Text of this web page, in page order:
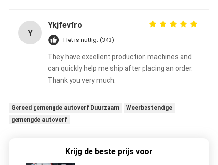
Y
Ykjfevfro
Het is nuttig. (343)
They have excellent production machines and
can quickly help me ship after placing an order.
Thank you very much.
Gereed gemengde autoverf Duurzaam
Weerbestendige
gemengde autoverf
Krijg de beste prijs voor